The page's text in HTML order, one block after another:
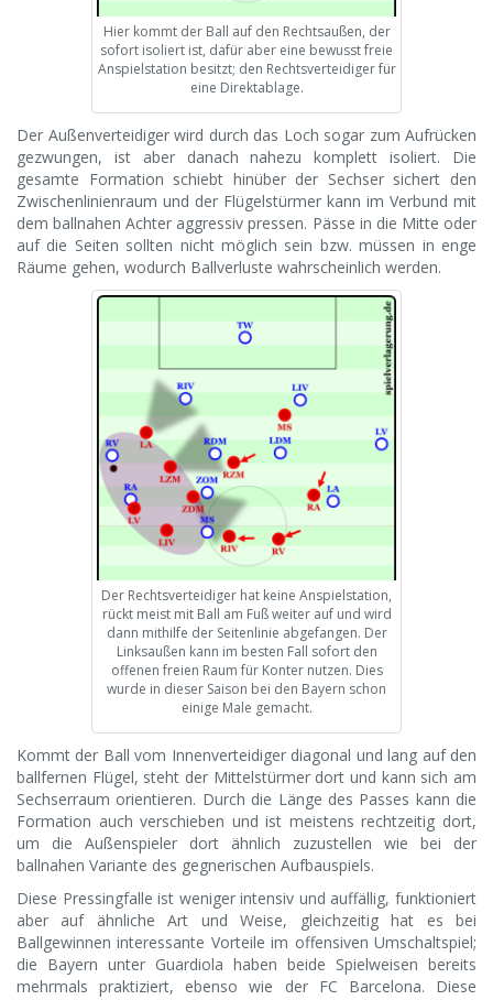
Hier kommt der Ball auf den Rechtsaußen, der
sofort isoliert ist, dafür aber eine bewusst freie
Anspielstation besitzt; den Rechtsverteidiger für
eine Direktablage.
Der Außenverteidiger wird durch das Loch sogar zum Aufrücken
gezwungen, ist aber danach nahezu komplett isoliert. Die
gesamte Formation schiebt hinüber der Sechser sichert den
Zwischenlinienraum und der Flügelstürmer kann im Verbund mit
dem ballnahen Achter aggressiv pressen. Pässe in die Mitte oder
auf die Seiten sollten nicht möglich sein bzw. müssen in enge
Räume gehen, wodurch Ballverluste wahrscheinlich werden.
Der Rechtsverteidiger hat keine Anspielstation,
rückt meist mit Ball am Fuß weiter auf und wird
dann mithilfe der Seitenlinie abgefangen. Der
Linksaußen kann im besten Fall sofort den
offenen freien Raum für Konter nutzen. Dies
wurde in dieser Saison bei den Bayern schon
einige Male gemacht.
Kommt der Ball vom Innenverteidiger diagonal und lang auf den
ballfernen Flügel, steht der Mittelstürmer dort und kann sich am
Sechserraum orientieren. Durch die Länge des Passes kann die
Formation auch verschieben und ist meistens rechtzeitig dort,
um die Außenspieler dort ähnlich zuzustellen wie bei der
ballnahen Variante des gegnerischen Aufbauspiels.
Diese Pressingfalle ist weniger intensiv und auffällig, funktioniert
aber auf ähnliche Art und Weise, gleichzeitig hat es bei
Ballgewinnen interessante Vorteile im offensiven Umschaltspiel;
die Bayern unter Guardiola haben beide Spielweisen bereits
mehrmals praktiziert, ebenso wie der FC Barcelona. Diese